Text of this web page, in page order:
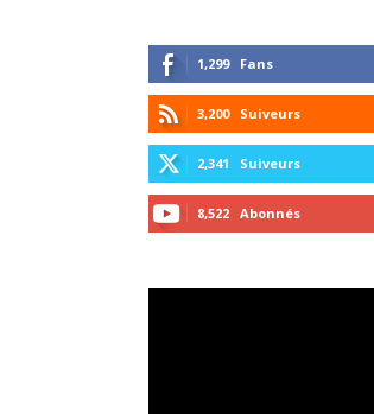
1,299 Fans
3,200 Suiveurs
2,341 Suiveurs
8,522 Abonnés